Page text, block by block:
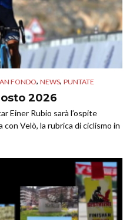
FONDO, NEWS, PUNTATE
2026
Einer Rubio sarà l’ospite
Velò, la rubrica di ciclismo in